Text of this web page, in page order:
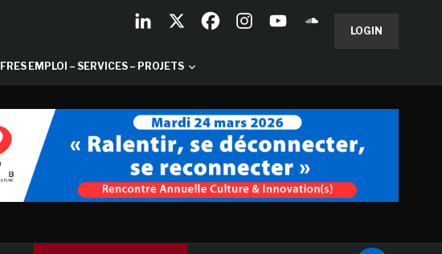
LOGIN
EMPLOI – SERVICES – PROJETS